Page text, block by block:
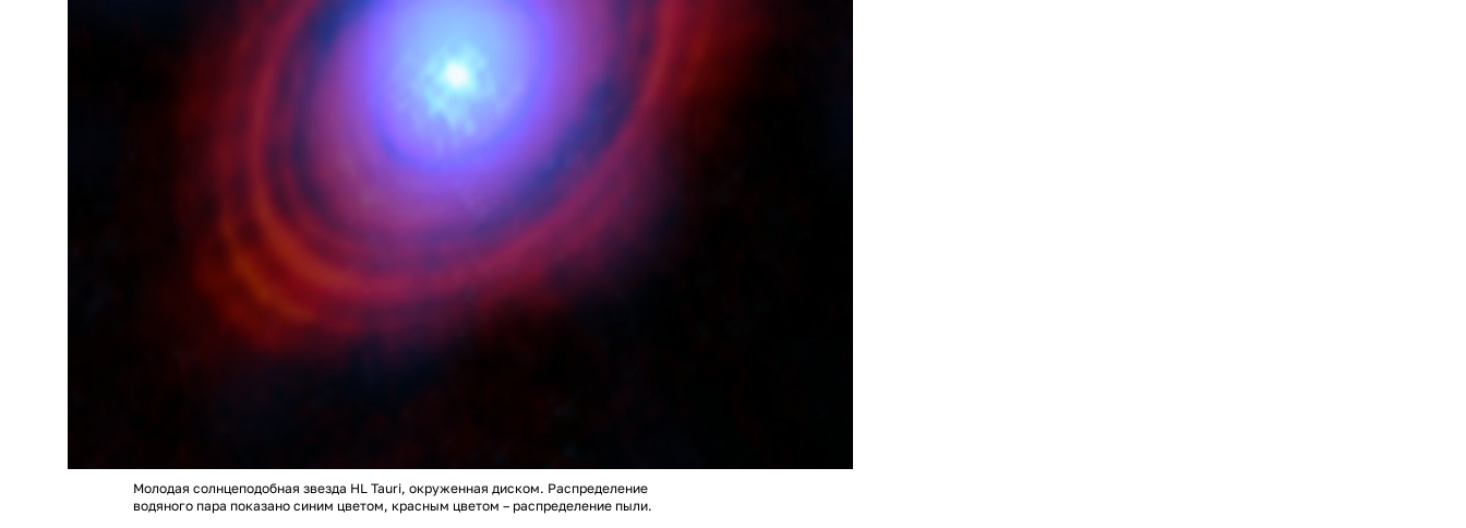
Молодая солнцеподобная звезда HL Tauri, окруженная диском. Распределение
водяного пара показано синим цветом, красным цветом – распределение пыли.